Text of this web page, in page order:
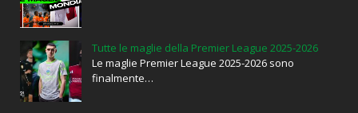
Tutte le maglie della Premier League 2025-2026
Le maglie Premier League 2025-2026 sono
finalmente…